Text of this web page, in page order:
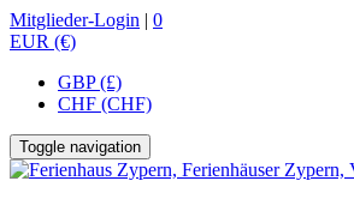
Mitglieder-Login | 0
EUR (€)
GBP (£)
CHF (CHF)
Toggle navigation